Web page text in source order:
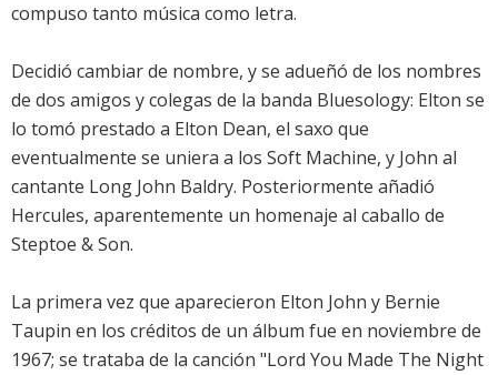
compuso tanto música como letra.
Decidió cambiar de nombre, y se adueñó de los nombres
de dos amigos y colegas de la banda Bluesology: Elton se
lo tomó prestado a Elton Dean, el saxo que
eventualmente se uniera a los Soft Machine, y John al
cantante Long John Baldry. Posteriormente añadió
Hercules, aparentemente un homenaje al caballo de
Steptoe & Son.
La primera vez que aparecieron Elton John y Bernie
Taupin en los créditos de un álbum fue en noviembre de
1967; se trataba de la canción "Lord You Made The Night